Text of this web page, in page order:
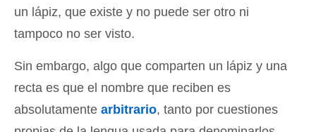
un lápiz, que existe y no puede ser otro ni
tampoco no ser visto.
Sin embargo, algo que comparten un lápiz y una
recta es que el nombre que reciben es
absolutamente arbitrario, tanto por cuestiones